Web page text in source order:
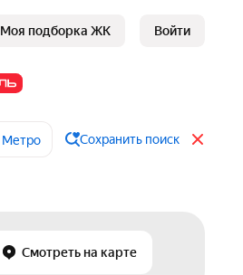
Моя подборка ЖК Войти
Метро Сохранить поиск
Смотреть на карте